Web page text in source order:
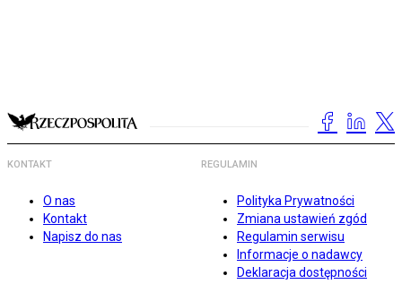
KONTAKT
O nas
Kontakt
Napisz do nas
REGULAMIN
Polityka Prywatności
Zmiana ustawień zgód
Regulamin serwisu
Informacje o nadawcy
Deklaracja dostępności